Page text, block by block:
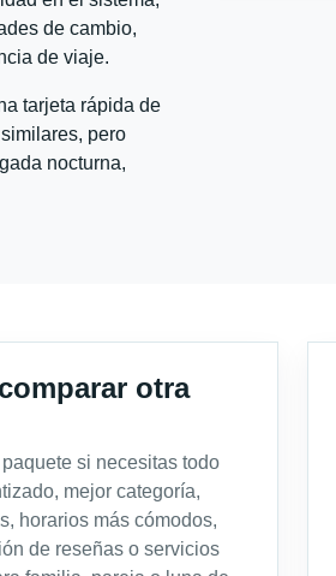
de cambio,
de viaje.
tarjeta rápida de
pero
nocturna,
otra
si necesitas todo
mejor categoría,
horarios más cómodos,
de reseñas o servicios